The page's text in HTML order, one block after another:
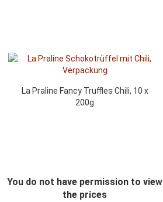
La Praline Fancy Truffles Chili, 10 x
200g
You do not have permission to view
the prices